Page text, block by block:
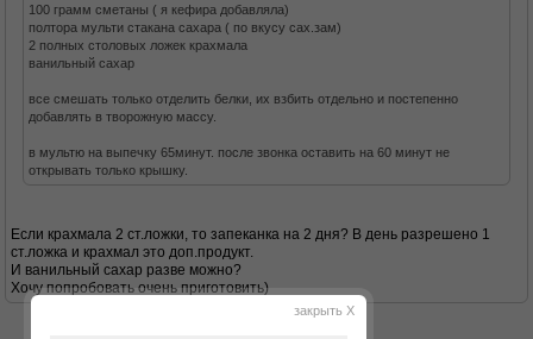
100 грамм сметаны ( я кефира добавляла)
полтора мульти стакана сахара ( по вкусу сах.зам)
2 полных столовых ложек крахмала
ванильный сахар
все смешать только отделить белки, их взбить отдельно и постепенно
добавлять в творожную массу.
в мультю на выпечку 65минут. после звонка оставить на 60 минут не
открывать только крышку.
Если крахмала 2 ст.ложки, то запеканка на 2 дня? В день разрешено 1
ст.ложка и крахмал это доп.продукт.
И ванильный сахар разве можно?
Хочу попробовать очень приготовить)
закрыть X